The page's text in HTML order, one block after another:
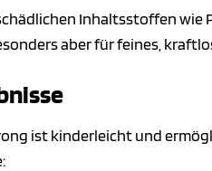
Inhaltsstoffen wie
aber für feines,
ist kinderleicht und